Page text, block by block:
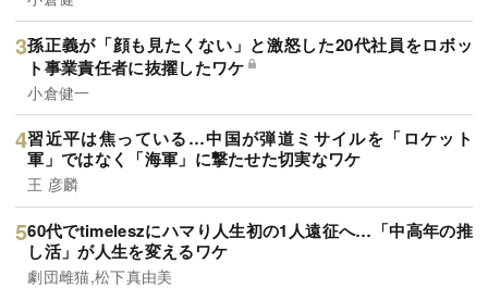
孫正義が「顔も見たくない」と激怒した20代社員をロボッ
ト事業責任者に抜擢したワケ
小倉健一
習近平は焦っている…中国が弾道ミサイルを「ロケット
軍」ではなく「海軍」に撃たせた切実なワケ
王 彦麟
60代でtimeleszにハマり人生初の1人遠征へ…「中高年の推
し活」が人生を変えるワケ
劇団雌猫,松下真由美